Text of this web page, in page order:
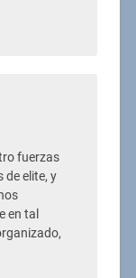
fuerzas
de elite, y
en tal